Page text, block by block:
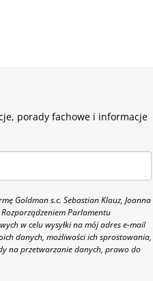
porady fachowe i informacje
Goldman s.c. Sebastian Klauz, Joanna
Parlamentu
w celu wysyłki na mój adres e-mail
danych, możliwości ich sprostowania,
na przetwarzanie danych, prawo do